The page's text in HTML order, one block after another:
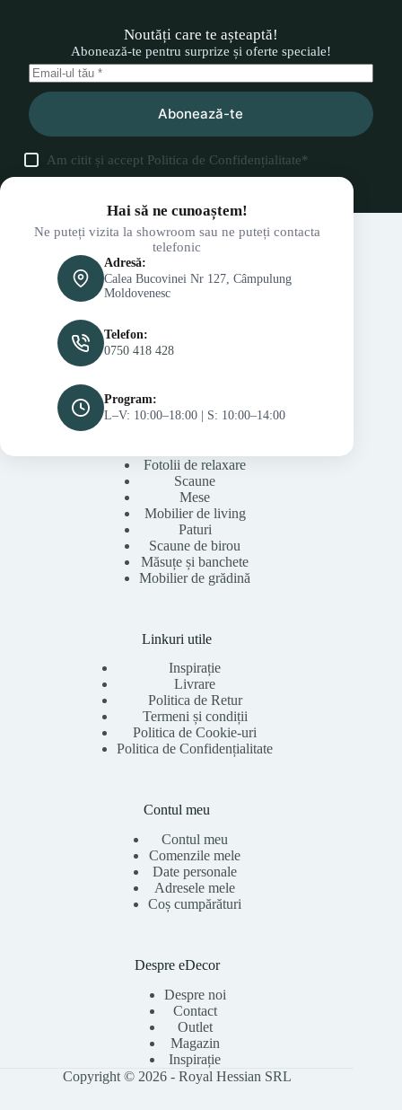
Noutăți care te așteaptă!
Abonează-te pentru surprize și oferte speciale!
Abonează-te
Am citit și accept Politica de Confidențialitate*
Hai să ne cunoaștem!
Ne puteți vizita la showroom sau ne puteți contacta
telefonic
Adresă:
Calea Bucovinei Nr 127, Câmpulung
Moldovenesc
Telefon:
0750 418 428
Program:
L–V: 10:00–18:00 | S: 10:00–14:00
Fotolii de relaxare
Scaune
Mese
Mobilier de living
Paturi
Scaune de birou
Măsuțe și banchete
Mobilier de grădină
Linkuri utile
Inspirație
Livrare
Politica de Retur
Termeni și condiții
Politica de Cookie-uri
Politica de Confidențialitate
Contul meu
Contul meu
Comenzile mele
Date personale
Adresele mele
Coș cumpărături
Despre eDecor
Despre noi
Contact
Outlet
Magazin
Inspirație
Copyright © 2026 - Royal Hessian SRL